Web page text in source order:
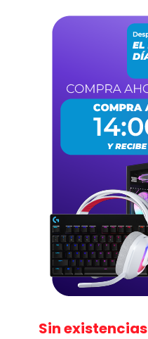
Sin existencias